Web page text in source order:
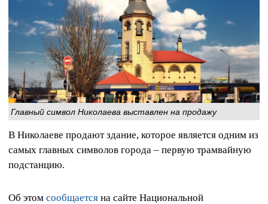
Главный символ Николаева выставлен на продажу
В Николаеве продают здание, которое является одним из
самых главных символов города – первую трамвайную
подстанцию.
Об этом сообщается на сайте Национальной